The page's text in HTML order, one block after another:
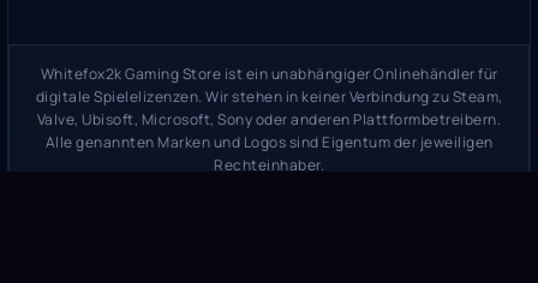
Whitefox2k Gaming Store ist ein unabhängiger Onlinehändler für
digitale Spielelizenzen. Wir stehen in keiner Verbindung zu Steam,
Valve, Ubisoft, Microsoft, Sony oder anderen Plattformbetreibern.
Alle genannten Marken und Logos sind Eigentum der jeweiligen
Rechteinhaber.